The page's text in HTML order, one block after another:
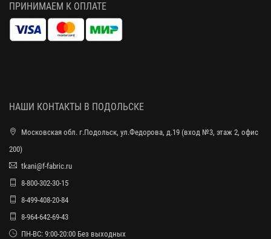
ПРИНИМАЕМ К ОПЛАТЕ
НАШИ КОНТАКТЫ В ПОДОЛЬСКЕ
Московская обл. г.Подольск, ул.Федорова, д.19 (вход №3, этаж 2, офис
200)
tkani@f-fabric.ru
8-800-302-30-15
8-499-408-20-84
8-964-642-69-43
ПН-ВС: 9:00-20:00 Без выходных